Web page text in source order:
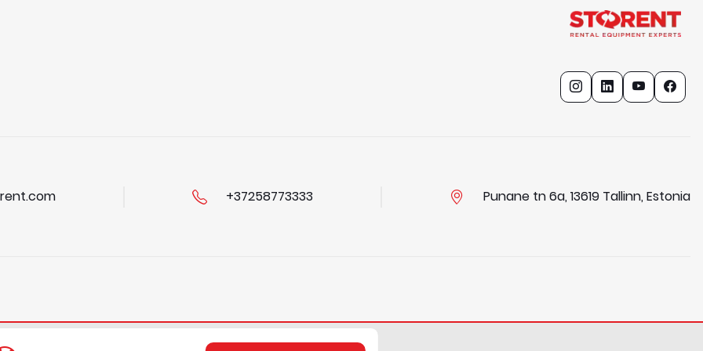
+37258773333 Punane tn 6a, 13619 Tallinn, Estonia